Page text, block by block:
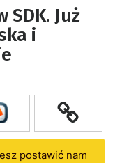
SDK. Już
i
postawić nam